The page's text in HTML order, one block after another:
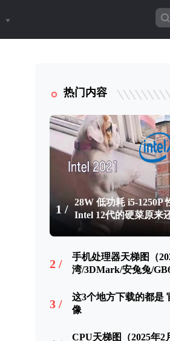
热门内容
1 /
28W 低功耗 i5-1250P
Intel 12代的硬菜原来
2 /
手机处理器天梯图（
湾/3DMark/安兔兔/
3 /
这3个地方下载的都是
像
CPU天梯图（2025年2